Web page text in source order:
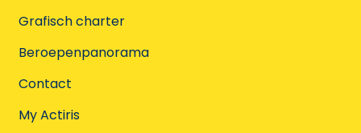
Grafisch charter
Beroepenpanorama
Contact
My Actiris